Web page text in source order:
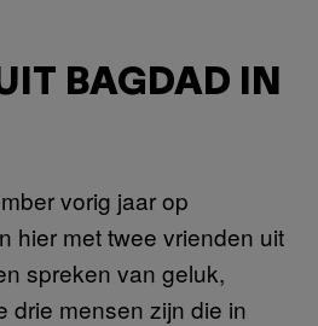
BAGDAD IN
vorig jaar op
hier met twee vrienden uit
spreken van geluk,
drie mensen zijn die in